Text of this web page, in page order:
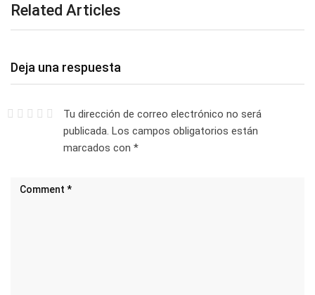
Related Articles
Deja una respuesta
Tu dirección de correo electrónico no será
publicada. Los campos obligatorios están
marcados con *